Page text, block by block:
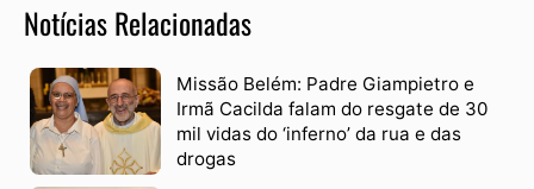
Notícias Relacionadas
Missão Belém: Padre Giampietro e
Irmã Cacilda falam do resgate de 30
mil vidas do ‘inferno’ da rua e das
drogas